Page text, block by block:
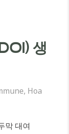
생
Hoa
막 대여